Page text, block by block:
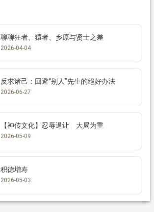
聊聊狂者、獧者、乡原与贤士之差
2026-04-04
反求诸己：回避“别人”先生的絕好办法
2026-06-27
【神传文化】忍辱退让 大局为重
2026-05-09
积德增寿
2026-05-03